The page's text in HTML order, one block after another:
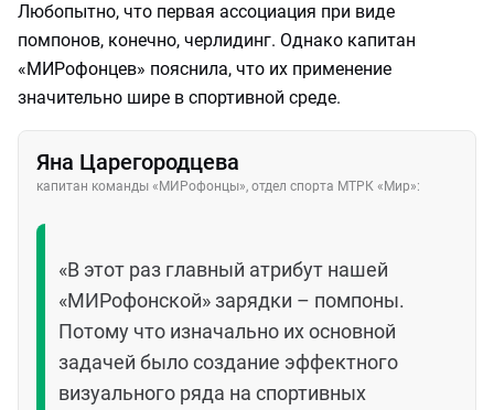
Любопытно, что первая ассоциация при виде
помпонов, конечно, черлидинг. Однако капитан
«МИРофонцев» пояснила, что их применение
значительно шире в спортивной среде.
Яна Царегородцева
капитан команды «МИРофонцы», отдел спорта МТРК «Мир»:
«В этот раз главный атрибут нашей
«МИРофонской» зарядки – помпоны.
Потому что изначально их основной
задачей было создание эффектного
визуального ряда на спортивных